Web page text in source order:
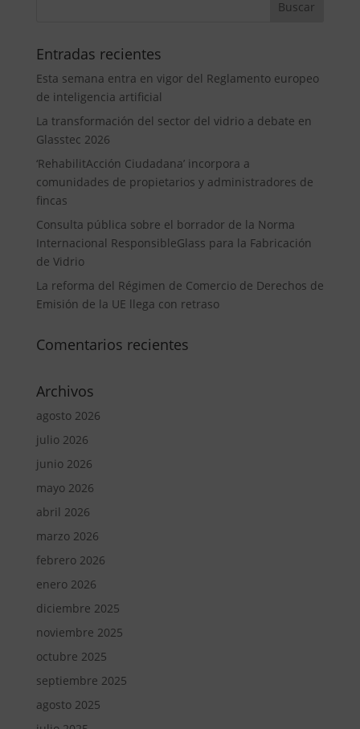
Entradas recientes
Esta semana entra en vigor del Reglamento europeo
de inteligencia artificial
La transformación del sector del vidrio a debate en
Glasstec 2026
‘RehabilitAcción Ciudadana’ incorpora a
comunidades de propietarios y administradores de
fincas
Consulta pública sobre el borrador de la Norma
Internacional ResponsibleGlass para la Fabricación
de Vidrio
La reforma del Régimen de Comercio de Derechos de
Emisión de la UE llega con retraso
Comentarios recientes
Archivos
agosto 2026
julio 2026
junio 2026
mayo 2026
abril 2026
marzo 2026
febrero 2026
enero 2026
diciembre 2025
noviembre 2025
octubre 2025
septiembre 2025
agosto 2025